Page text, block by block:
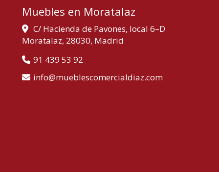
Muebles en Moratalaz
C/ Hacienda de Pavones, local 6–D
Moratalaz, 28030, Madrid
91 439 53 92
info
mueblescomercialdiaz.com